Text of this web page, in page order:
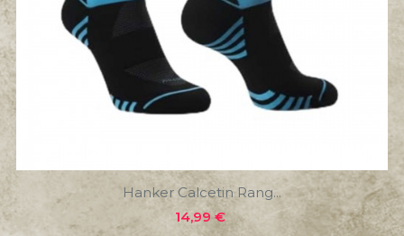
Hanker Calcetin Rang...
Precio
14,99 €